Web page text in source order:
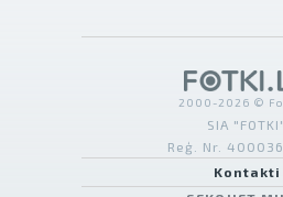
2000-2026 ©
SIA "FOTKI"
Reģ. Nr.
Kontakti